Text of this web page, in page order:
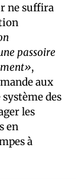
ne suffira
passoire
,
aux
des
les
en
à